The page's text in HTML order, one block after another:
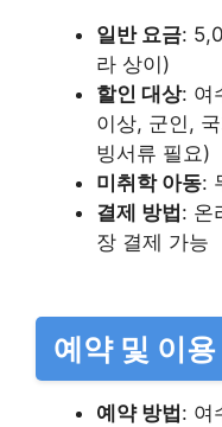
일반 요금:
라 상이)
할인 대상: 여
이상, 군인,
빙서류 필요)
미취학 아동:
결제 방법 : 온
장 결제 가능
예약 및 이용
예약 방법 : 여